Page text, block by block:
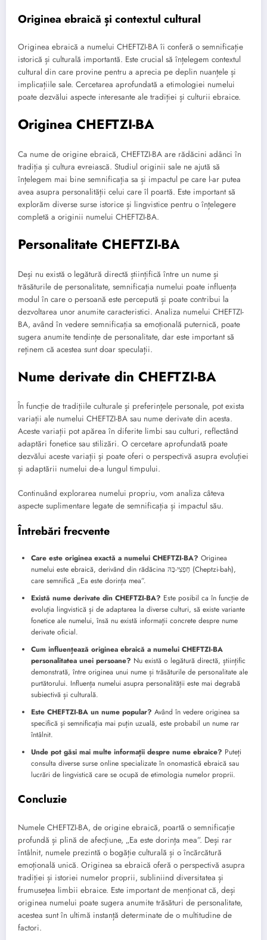
Originea ebraică și contextul cultural
Originea ebraică a numelui CHEFTZI-BA îi conferă o semnificație
istorică și culturală importantă. Este crucial să înțelegem contextul
cultural din care provine pentru a aprecia pe deplin nuanțele și
implicațiile sale. Cercetarea aprofundată a etimologiei numelui
poate dezvălui aspecte interesante ale tradiției și culturii ebraice.
Originea CHEFTZI-BA
Ca nume de origine ebraică, CHEFTZI-BA are rădăcini adânci în
tradiția și cultura evreiască. Studiul originii sale ne ajută să
înțelegem mai bine semnificația sa și impactul pe care l-ar putea
avea asupra personalității celui care îl poartă. Este important să
explorăm diverse surse istorice și lingvistice pentru o înțelegere
completă a originii numelui CHEFTZI-BA.
Personalitate CHEFTZI-BA
Deși nu există o legătură directă științifică între un nume și
trăsăturile de personalitate, semnificația numelui poate influența
modul în care o persoană este percepută și poate contribui la
dezvoltarea unor anumite caracteristici. Analiza numelui CHEFTZI-
BA, având în vedere semnificația sa emoțională puternică, poate
sugera anumite tendințe de personalitate, dar este important să
reținem că acestea sunt doar speculații.
Nume derivate din CHEFTZI-BA
În funcție de tradițiile culturale și preferințele personale, pot exista
variații ale numelui CHEFTZI-BA sau nume derivate din acesta.
Aceste variații pot apărea în diferite limbi sau culturi, reflectând
adaptări fonetice sau stilizări. O cercetare aprofundată poate
dezvălui aceste variații și poate oferi o perspectivă asupra evoluției
și adaptării numelui de-a lungul timpului.
Continuând explorarea numelui propriu, vom analiza câteva
aspecte suplimentare legate de semnificația și impactul său.
Întrebări frecvente
Care este originea exactă a numelui CHEFTZI-BA? Originea
numelui este ebraică, derivând din rădăcina חֶפְצִי-בָּהּ (Cheptzi-bah),
care semnifică „Ea este dorința mea”.
Există nume derivate din CHEFTZI-BA? Este posibil ca în funcție de
evoluția lingvistică și de adaptarea la diverse culturi, să existe variante
fonetice ale numelui, însă nu există informații concrete despre nume
derivate oficial.
Cum influențează originea ebraică a numelui CHEFTZI-BA
personalitatea unei persoane? Nu există o legătură directă, științific
demonstrată, între originea unui nume și trăsăturile de personalitate ale
purtătorului. Influența numelui asupra personalității este mai degrabă
subiectivă și culturală.
Este CHEFTZI-BA un nume popular? Având în vedere originea sa
specifică și semnificația mai puțin uzuală, este probabil un nume rar
întâlnit.
Unde pot găsi mai multe informații despre nume ebraice? Puteți
consulta diverse surse online specializate în onomastică ebraică sau
lucrări de lingvistică care se ocupă de etimologia numelor proprii.
Concluzie
Numele CHEFTZI-BA, de origine ebraică, poartă o semnificație
profundă și plină de afecțiune, „Ea este dorința mea”. Deși rar
întâlnit, numele prezintă o bogăție culturală și o încărcătură
emoțională unică. Originea sa ebraică oferă o perspectivă asupra
tradiției și istoriei numelor proprii, subliniind diversitatea și
frumusețea limbii ebraice. Este important de menționat că, deși
originea numelui poate sugera anumite trăsături de personalitate,
acestea sunt în ultimă instanță determinate de o multitudine de
factori.